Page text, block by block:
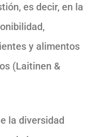
es decir, en la
y alimentos
(Laitinen &
la diversidad